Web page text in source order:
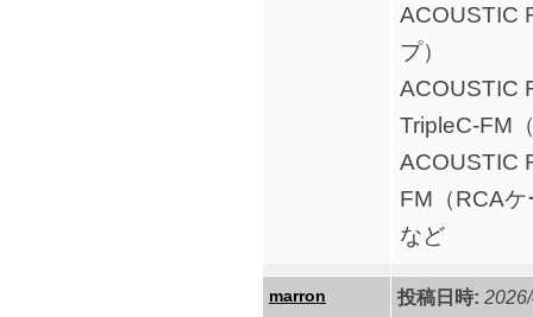
ACOUSTIC
プ）
ACOUSTIC
TripleC-FM
ACOUSTIC
FM（RCA
など
marron 投稿日時: